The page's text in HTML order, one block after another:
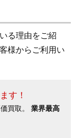
る理由をご紹
様からご利用い
す！
買取。 業界最高